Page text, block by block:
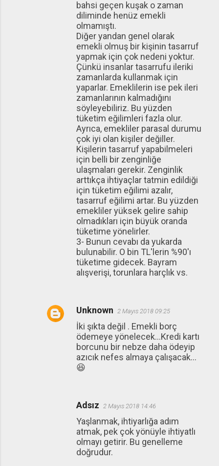
bahsi geçen kuşak o zaman
diliminde henüz emekli
olmamıştı.
Diğer yandan genel olarak
emekli olmuş bir kişinin tasarruf
yapmak için çok nedeni yoktur.
Çünkü insanlar tasarrufu ileriki
zamanlarda kullanmak için
yaparlar. Emeklilerin ise pek ileri
zamanlarının kalmadığını
söyleyebiliriz. Bu yüzden
tüketim eğilimleri fazla olur.
Ayrıca, emekliler parasal durumu
çok iyi olan kişiler değiller.
Kişilerin tasarruf yapabilmeleri
için belli bir zenginliğe
ulaşmaları gerekir. Zenginlik
arttıkça ihtiyaçlar tatmin edildiği
için tüketim eğilimi azalır,
tasarruf eğilimi artar. Bu yüzden
emekliler yüksek gelire sahip
olmadıkları için büyük oranda
tüketime yönelirler.
3- Bunun cevabı da yukarda
bulunabilir. O bin TL'lerin %90'ı
tüketime gidecek. Bayram
alışverişi, torunlara harçlık vs.
Unknown 2 Mayıs 2018 09:25
İki şıkta değil . Emekli borç
ödemeye yönelecek...Kredi kartı
borcunu bir nebze daha ödeyip
azıcık nefes almaya çalışacak...
😆
Adsız 2 Mayıs 2018 14:46
Yaşlanmak, ihtiyarlığa adım
atmak, pek çok yönüyle ihtiyatlı
olmayı getirir. Bu genelleme
doğrudur.